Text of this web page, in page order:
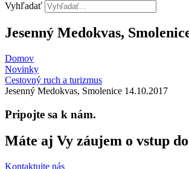
Vyhľadať
Jesenný Medokvas,
Domov
Novinky
Cestovný ruch a turizmus​
Jesenný Medokvas, Smolenice 14.10.2017
Pripojte sa k nám.
Máte aj Vy záujem o vstup
Kontaktujte nás